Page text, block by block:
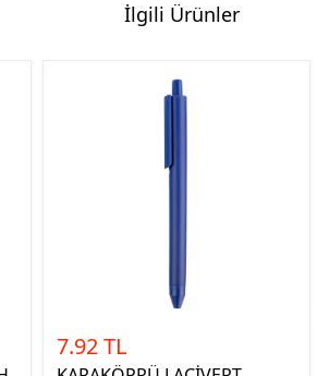
İlgili Ürünler
7.92 TL